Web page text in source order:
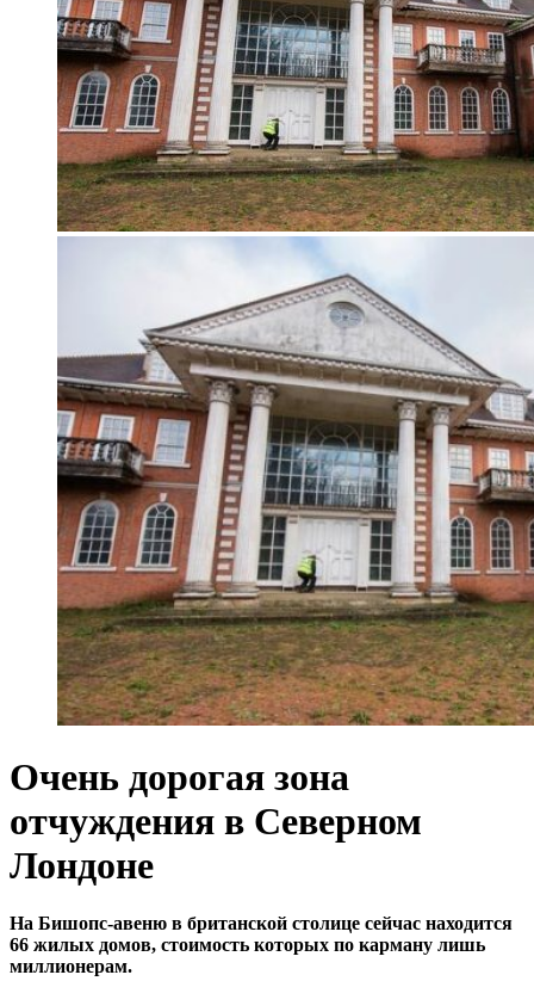
Очень дорогая зона
отчуждения в Северном
Лондоне
На Бишопс-авеню в британской столице сейчас находится
66 жилых домов, стоимость которых по карману лишь
миллионерам.